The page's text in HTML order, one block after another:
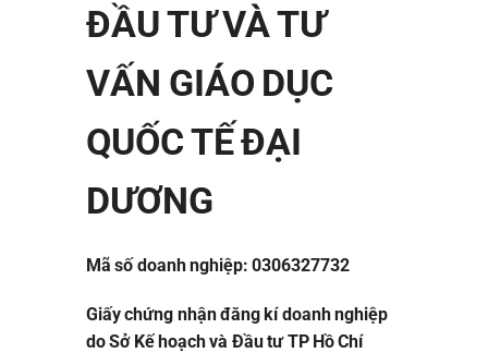
ĐẦU TƯ VÀ TƯ
VẤN GIÁO DỤC
QUỐC TẾ ĐẠI
DƯƠNG
Mã số doanh nghiệp: 0306327732
Giấy chứng nhận đăng kí doanh nghiệp
do Sở Kế hoạch và Đầu tư TP Hồ Chí